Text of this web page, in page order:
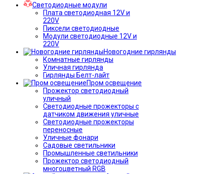
Светодиодные модули
Плата светодиодная 12V и
220V
Пиксели светодиодные
Модули светодиодные 12V и
220V
Новогодние гирлянды
Комнатные гирлянды
Уличная гирлянда
Гирлянды Белт-лайт
Пром освещение
Прожектор светодиодный
уличный
Светодиодные прожекторы с
датчиком движения уличные
Светодиодные прожекторы
переносные
Уличные фонари
Садовые светильники
Промышленные светильники
Прожектор светодиодный
многоцветный RGB